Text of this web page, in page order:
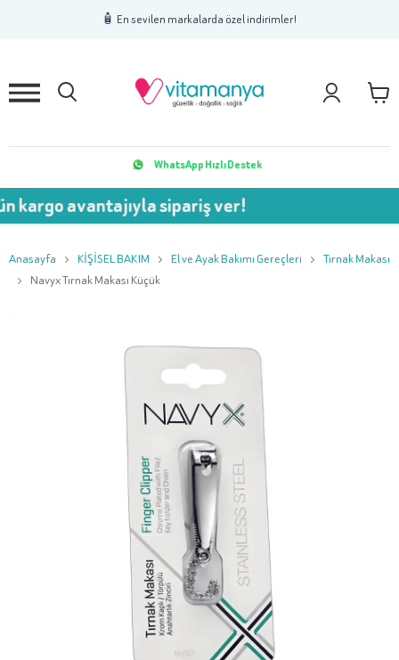
🧴 En sevilen markalarda özel indirimler!
2 3
WhatsApp Hızlı Destek
sipariş ver!
Anasayfa KİŞİSEL BAKIM El ve Ayak Bakımı Gereçleri
Tırnak Makası
Navyx Tırnak Makası Küçük